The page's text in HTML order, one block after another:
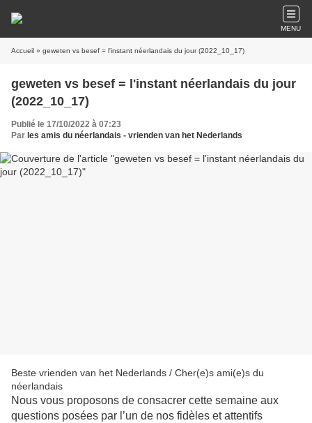
MENU
Accueil » geweten vs besef = l'instant néerlandais du jour (2022_10_17)
geweten vs besef = l'instant néerlandais du jour
(2022_10_17)
Publié le 17/10/2022 à 07:23
Par les amis du néerlandais - vrienden van het Nederlands
Beste vrienden van het Nederlands / Cher(e)s ami(e)s du
néerlandais
Nous vous proposons de consacrer cette semaine aux
questions posées par l’un de nos fidèles et attentifs